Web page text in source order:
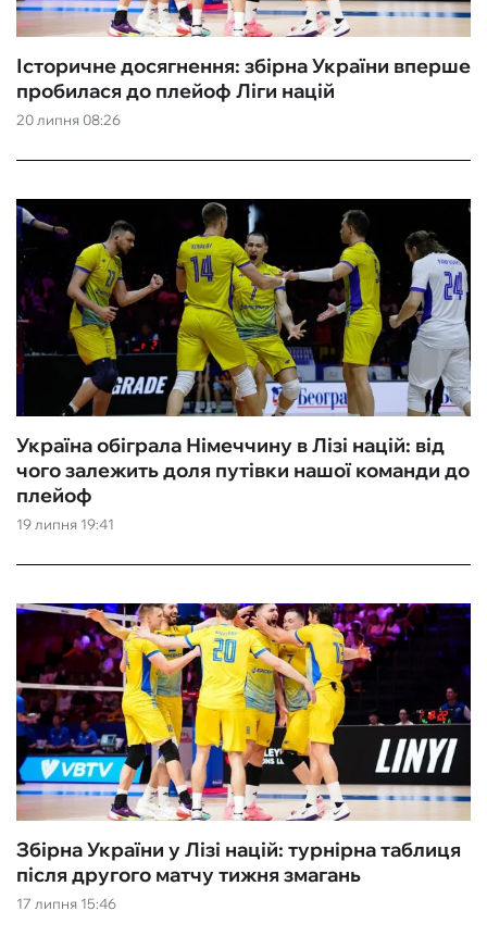
20 липня 08:26
Історичне досягнення: збірна України вперше
пробилася до плейоф Ліги націй
19 липня 19:41
Україна обіграла Німеччину в Лізі націй: від
чого залежить доля путівки нашої команди до
плейоф
17 липня 15:46
Збірна України у Лізі націй: турнірна таблиця
після другого матчу тижня змагань